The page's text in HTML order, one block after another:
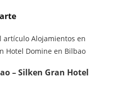
– Silken Gran Hotel